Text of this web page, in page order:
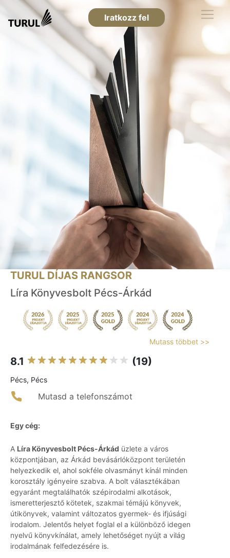
Iratkozz fel
TURUL DÍJAS RANGSOR
Líra Könyvesbolt Pécs-Árkád
Mutass többet >>
8.1 (19)
Pécs, Pécs
Mutasd a telefonszámot
Egy cég:
A Líra Könyvesbolt Pécs-Árkád üzlete a város
központjában, az Árkád bevásárlóközpont területén
helyezkedik el, ahol sokféle olvasmányt kínál minden
korosztály igényeire szabva. A bolt választékában
egyaránt megtalálhatók szépirodalmi alkotások,
ismeretterjesztő kötetek, szakmai témájú könyvek,
útikönyvek, valamint változatos gyermek- és ifjúsági
irodalom. Jelentős helyet foglal el a különböző idegen
nyelvű könyvkínálat, amely lehetőséget nyújt a világ
irodalmának felfedezésére is.